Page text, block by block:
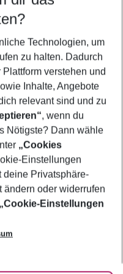
Technologien, um
zu halten. Dadurch
verstehen und
Inhalte, Angebote
relevant sind und zu
, wenn du
Nötigste? Dann wähle
„Cookies
Einstellungen
deine Privatsphäre-
oder widerrufen
„Cookie-Einstellungen